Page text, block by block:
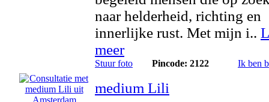
naar helderheid, richting en
innerlijke rust. Met mijn i..
meer
Stuur foto Pincode: 2122 Ik ben
medium Lili